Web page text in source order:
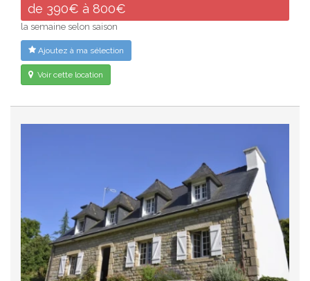
de 390€ à 800€
la semaine selon saison
Ajoutez à ma sélection
Voir cette location